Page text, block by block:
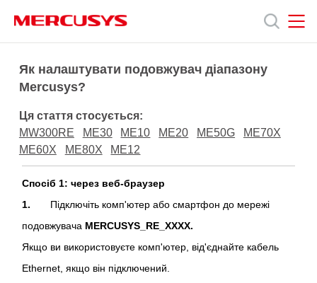
navigation
Продукція
Про
Як налаштувати подовжувач діапазону
Mercusys?
Ця стаття стосується:
MW300RE
ME30 ME10 ME20 ME50G
ME70X
ME60X
ME80X ME12
Спосіб 1: через веб-браузер
1.
Підключіть комп'ютер або смартфон до мережі
подовжувача MERCUSYS_RE_XXXX.
Якщо ви використовуєте комп'ютер, від'єднайте кабель
Ethernet, якщо він підключений.